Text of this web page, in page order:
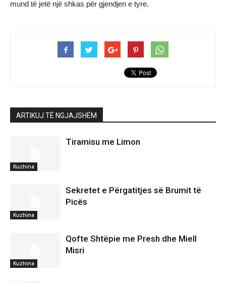
mund të jetë një shkas për gjendjen e tyre.
ARTIKUJ TË NGJAJSHËM
Kuzhina
Tiramisu me Limon
Kuzhina
Sekretet e Përgatitjes së Brumit të
Picës
Kuzhina
Qofte Shtëpie me Presh dhe Miell
Misri